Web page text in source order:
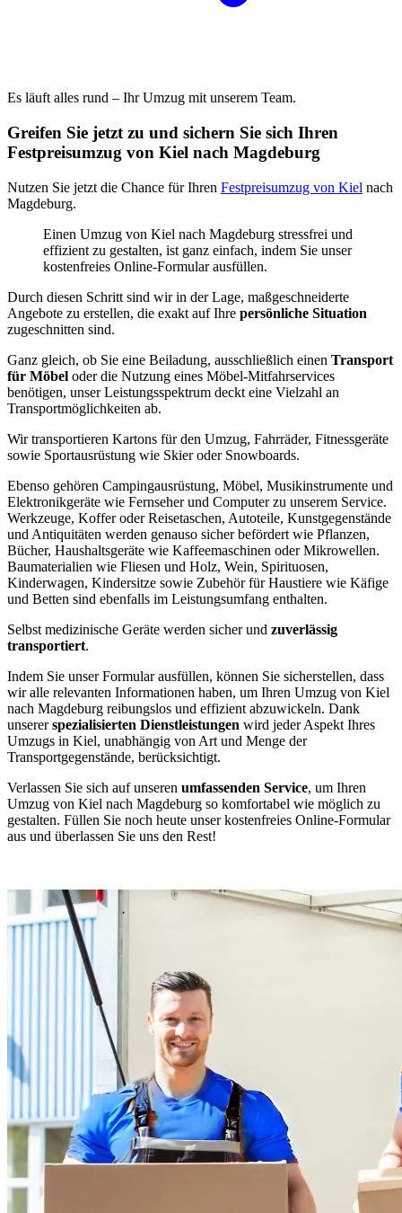
Es läuft alles rund – Ihr Umzug mit unserem Team.
Greifen Sie jetzt zu und sichern Sie sich Ihren
Festpreisumzug von Kiel nach Magdeburg
Nutzen Sie jetzt die Chance für Ihren Festpreisumzug von Kiel nach
Magdeburg.
Einen Umzug von Kiel nach Magdeburg stressfrei und
effizient zu gestalten, ist ganz einfach, indem Sie unser
kostenfreies Online-Formular ausfüllen.
Durch diesen Schritt sind wir in der Lage, maßgeschneiderte
Angebote zu erstellen, die exakt auf Ihre persönliche Situation
zugeschnitten sind.
Ganz gleich, ob Sie eine Beiladung, ausschließlich einen Transport
für Möbel oder die Nutzung eines Möbel-Mitfahrservices
benötigen, unser Leistungsspektrum deckt eine Vielzahl an
Transportmöglichkeiten ab.
Wir transportieren Kartons für den Umzug, Fahrräder, Fitnessgeräte
sowie Sportausrüstung wie Skier oder Snowboards.
Ebenso gehören Campingausrüstung, Möbel, Musikinstrumente und
Elektronikgeräte wie Fernseher und Computer zu unserem Service.
Werkzeuge, Koffer oder Reisetaschen, Autoteile, Kunstgegenstände
und Antiquitäten werden genauso sicher befördert wie Pflanzen,
Bücher, Haushaltsgeräte wie Kaffeemaschinen oder Mikrowellen.
Baumaterialien wie Fliesen und Holz, Wein, Spirituosen,
Kinderwagen, Kindersitze sowie Zubehör für Haustiere wie Käfige
und Betten sind ebenfalls im Leistungsumfang enthalten.
Selbst medizinische Geräte werden sicher und zuverlässig
transportiert.
Indem Sie unser Formular ausfüllen, können Sie sicherstellen, dass
wir alle relevanten Informationen haben, um Ihren Umzug von Kiel
nach Magdeburg reibungslos und effizient abzuwickeln. Dank
unsererspezialisierten Dienstleistungen wird jeder Aspekt Ihres
Umzugs in Kiel, unabhängig von Art und Menge der
Transportgegenstände, berücksichtigt.
Verlassen Sie sich auf unseren umfassenden Service, um Ihren
Umzug von Kiel nach Magdeburg so komfortabel wie möglich zu
gestalten. Füllen Sie noch heute unser kostenfreies Online-Formular
aus und überlassen Sie uns den Rest!